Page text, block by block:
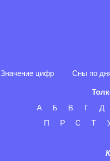
Значение цифр Сны по
А
Б В Г Д
П
Р С Т